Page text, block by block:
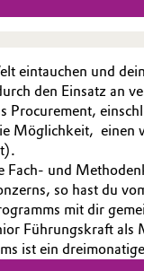
eintauchen und
den Einsatz an
Procurement,
Möglichkeit, einen
Fach- und
so hast du
mit dir
Führungskraft
ist ein